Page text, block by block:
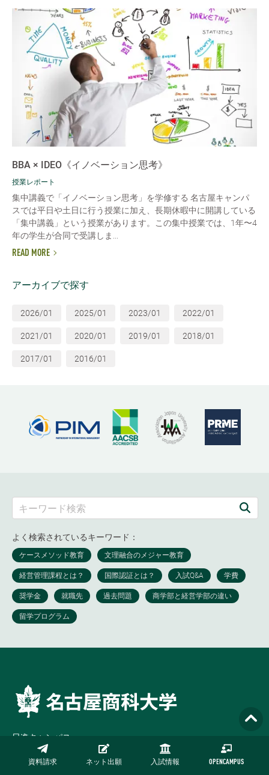
資料請求 ネット出願 入試情報 OPENCAMPUS
BBA × IDEO《イノベーション思考》
授業レポート
集中講義で「イノベーション思考」を学修する 名古屋キャンパ
スでは平日や土日に行う授業に加え、長期休暇中に開講している
「集中講義」という授業があります。この集中授業では、1年〜4
年の学生が合同で受講しま...
READ MORE
アーカイブで探す
2026/01 2025/01 2023/01 2022/01
2021/01 2020/01 2019/01 2018/01
2017/01 2016/01
よく検索されているキーワード：
日進キャンパス
〒470-0193 愛知県日進市米野木町三ケ峯
TEL 0561-73-2111（代表）0120-41-3006（入試）